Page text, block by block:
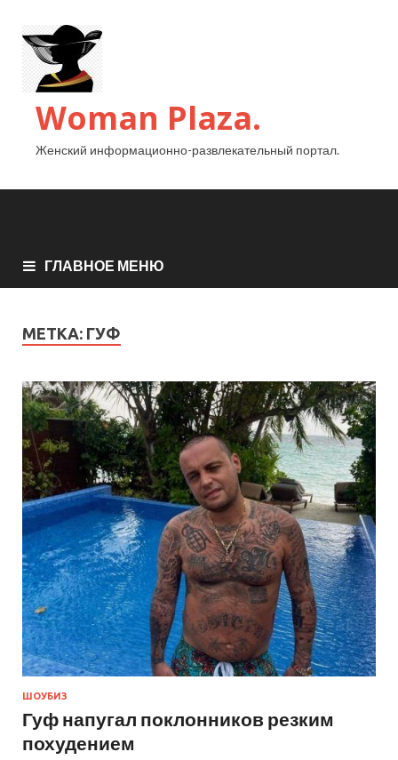
Woman Plaza.
Женский информационно-развлекательный портал.
ГЛАВНОЕ МЕНЮ
МЕТКА: ГУФ
ШОУБИЗ
Гуф напугал поклонников резким
похудением